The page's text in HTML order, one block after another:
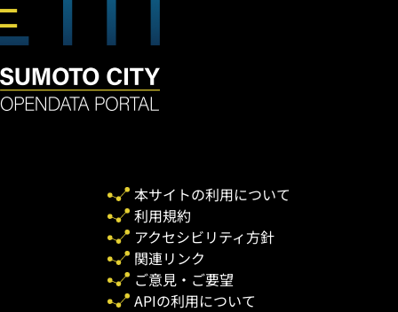
本サイトの利用について
利用規約
アクセシビリティ方針
関連リンク
ご意見・ご要望
APIの利用について